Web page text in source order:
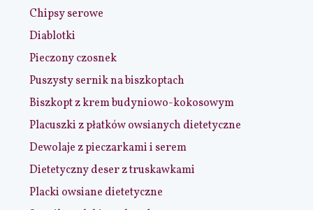
Chipsy serowe
Diablotki
Pieczony czosnek
Puszysty sernik na biszkoptach
Biszkopt z krem budyniowo-kokosowym
Placuszki z płatków owsianych dietetyczne
Dewolaje z pieczarkami i serem
Dietetyczny deser z truskawkami
Placki owsiane dietetyczne